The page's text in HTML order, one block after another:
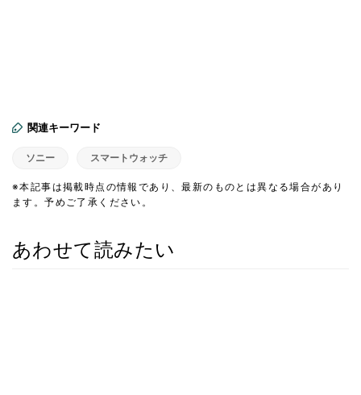
関連キーワード
ソニー スマートウォッチ
※本記事は掲載時点の情報であり、最新のものとは異なる場合があり
ます。予めご了承ください。
あわせて読みたい